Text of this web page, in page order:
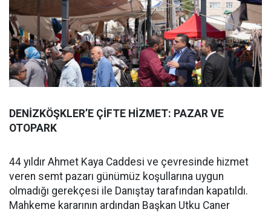
DENİZKÖŞKLER’E ÇİFTE HİZMET: PAZAR VE
OTOPARK
44 yıldır Ahmet Kaya Caddesi ve çevresinde hizmet
veren semt pazarı günümüz koşullarına uygun
olmadığı gerekçesi ile Danıştay tarafından kapatıldı.
Mahkeme kararının ardından Başkan Utku Caner